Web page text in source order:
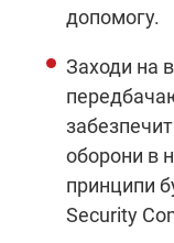
допомогу.
Заходи на
оборони в
принципи
Security